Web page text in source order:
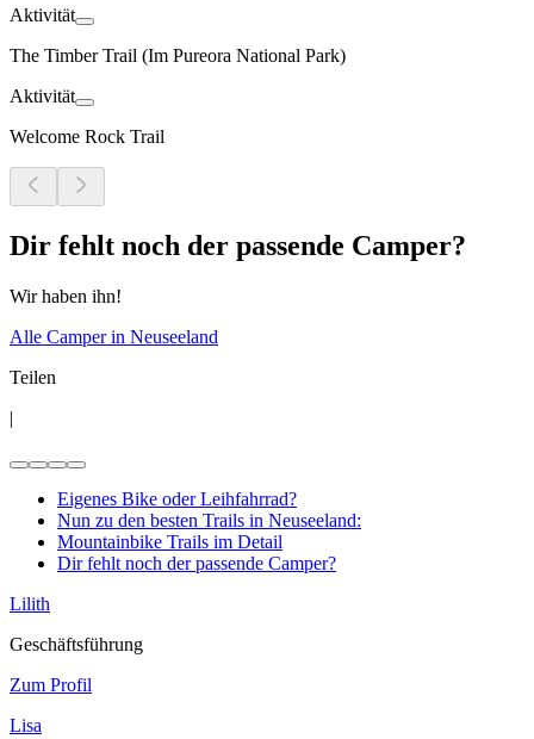
Aktivität
The Timber Trail (Im Pureora National Park)
Aktivität
Welcome Rock Trail
Dir fehlt noch der passende Camper?
Wir haben ihn!
Alle Camper in Neuseeland
Teilen
|
Eigenes Bike oder Leihfahrrad?
Nun zu den besten Trails in Neuseeland:
Mountainbike Trails im Detail
Dir fehlt noch der passende Camper?
Lilith
Geschäftsführung
Zum Profil
Lisa